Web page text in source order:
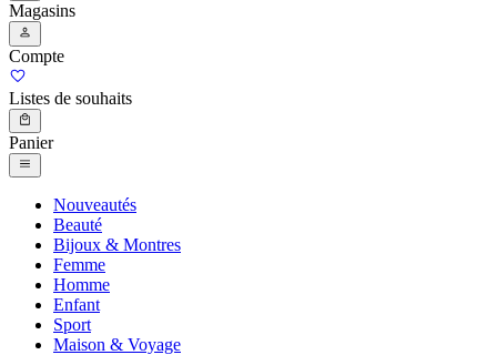
Magasins
Compte
Listes de souhaits
Panier
Nouveautés
Beauté
Bijoux & Montres
Femme
Homme
Enfant
Sport
Maison & Voyage